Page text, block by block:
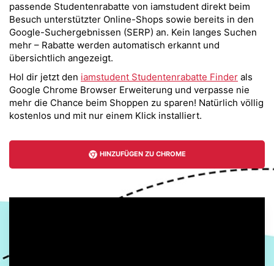
passende Studentenrabatte von iamstudent direkt beim
Besuch unterstützter Online-Shops sowie bereits in den
Google-Suchergebnissen (SERP) an. Kein langes Suchen
mehr – Rabatte werden automatisch erkannt und
übersichtlich angezeigt.
Hol dir jetzt den iamstudent Studentenrabatte Finder als
Google Chrome Browser Erweiterung und verpasse nie
mehr die Chance beim Shoppen zu sparen! Natürlich völlig
kostenlos und mit nur einem Klick installiert.
HINZUFÜGEN ZU CHROME